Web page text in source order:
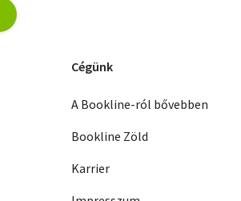
Cégünk
A Bookline-ról bővebben
Bookline Zöld
Karrier